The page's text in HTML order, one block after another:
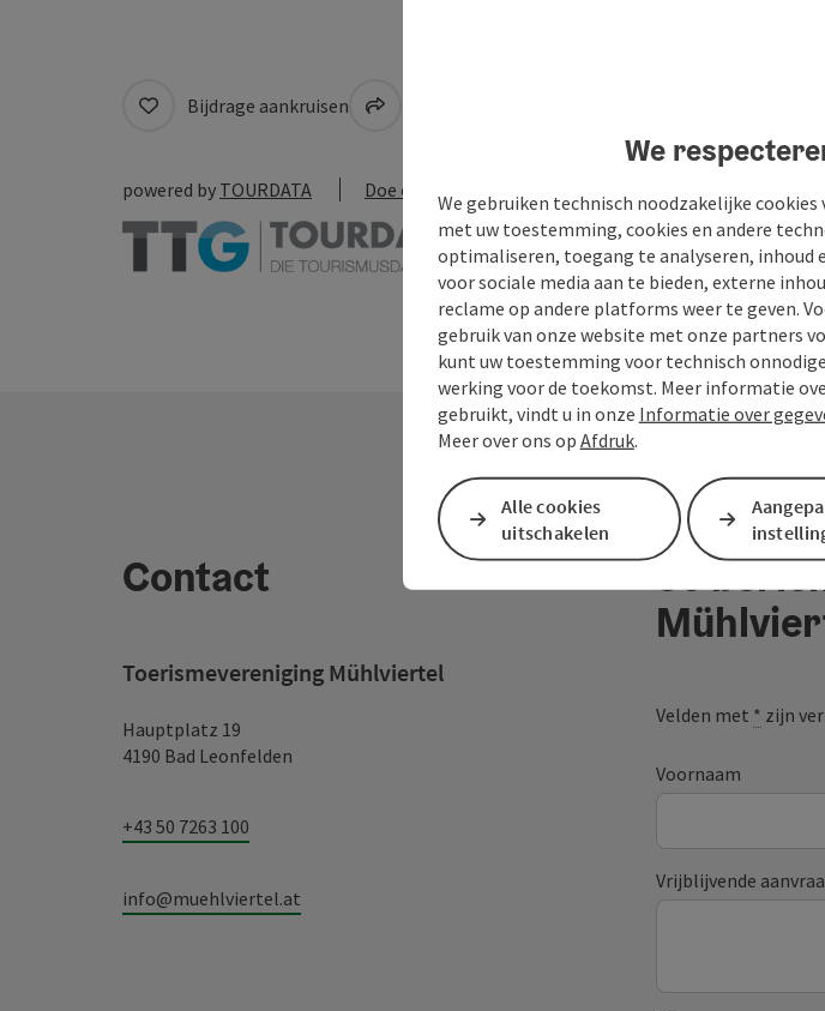
Bijdrage aankruisen
powered by TOURDATA Doe een suggestie
Contact
Toerismevereniging Mühlviertel
Hauptplatz 19
4190 Bad Leonfelden
+43 50 7263 100
info@muehlviertel.at
Je
Velden met * zijn
Voornaam
Vrijblijvende
We
We gebruiken technisch noodzakelijke
met uw toestemming, cookies en andere
optimaliseren, toegang te analyseren, inhoud
voor sociale media aan te bieden, externe
reclame op andere platforms weer te geven.
gebruik van onze website met onze partners
kunt uw toestemming voor technisch
werking voor de toekomst. Meer informatie
gebruikt, vindt u in onze Informatie over
Meer over ons op Afdruk.
Alle cookies
uitschakelen